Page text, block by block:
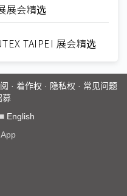
展会精选
TAIPEI 展会精选
· 着作权 · 隐私权 · 常见问题
募
English